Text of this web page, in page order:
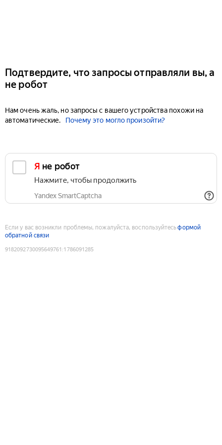
Подтвердите, что запросы отправляли вы, а
не робот
Нам очень жаль, но запросы с вашего устройства похожи на
автоматические.
Почему это могло произойти?
Я не робот
Нажмите, чтобы продолжить
Yandex SmartCaptcha
Если у вас возникли проблемы, пожалуйста, воспользуйтесьформой
обратной связи
9182092730095649761 :1786091285